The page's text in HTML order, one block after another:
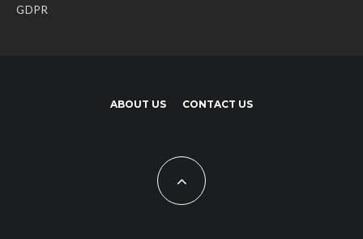
GDPR
ABOUT US CONTACT US